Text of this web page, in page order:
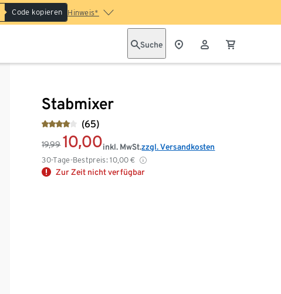
Code kopieren Hinweis*
Suche
Stabmixer
(65)
19,99 10,00
30-Tage-Bestpreis: 10,00 €
inkl. MwSt.zzgl. Versandkosten
Zur Zeit nicht verfügbar